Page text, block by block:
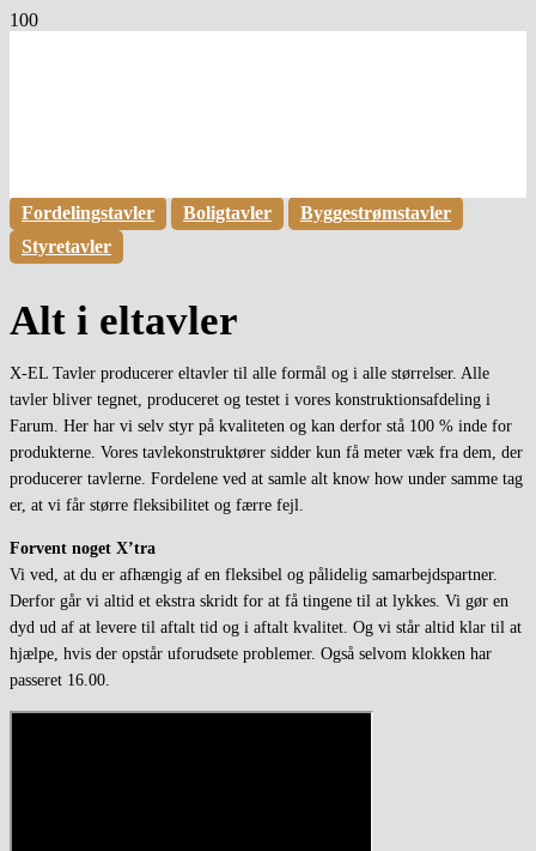
Fordelingstavler Boligtavler
Byggestrømstavler
Styretavler
Alt i eltavler
X-EL Tavler producerer eltavler til alle formål og i alle størrelser. Alle
tavler bliver tegnet, produceret og testet i vores konstruktionsafdeling i
Farum. Her har vi selv styr på kvaliteten og kan derfor stå 100 % inde for
produkterne. Vores tavlekonstruktører sidder kun få meter væk fra dem, der
producerer tavlerne. Fordelene ved at samle alt know how under samme tag
er, at vi får større fleksibilitet og færre fejl.
Forvent noget X’tra
Vi ved, at du er afhængig af en fleksibel og pålidelig samarbejdspartner.
Derfor går vi altid et ekstra skridt for at få tingene til at lykkes. Vi gør en
dyd ud af at levere til aftalt tid og i aftalt kvalitet. Og vi står altid klar til at
hjælpe, hvis der opstår uforudsete problemer. Også selvom klokken har
passeret 16.00.